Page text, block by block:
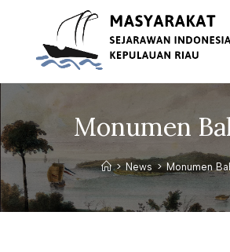
Monumen
> News > Monumen